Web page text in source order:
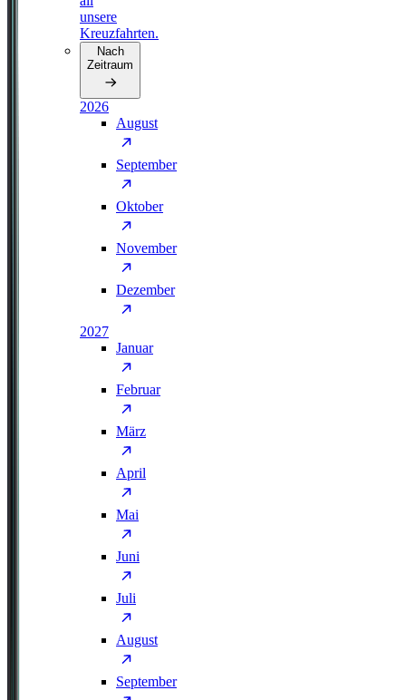
unsere
Kreuzfahrten.
Nach
Zeitraum
2026
August
September
Oktober
November
Dezember
2027
Januar
Februar
März
April
Mai
Juni
Juli
August
September